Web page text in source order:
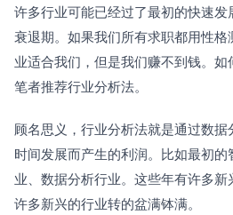
许多行业可能已经过了最初的快速
衰退期。如果我们所有求职都用性
业适合我们，但是我们赚不到钱。如
笔者推荐行业分析法。
顾名思义，行业分析法就是通过数
时间发展而产生的利润。比如最初
业、数据分析行业。这些年有许多
许多新兴的行业转的盆满钵满。